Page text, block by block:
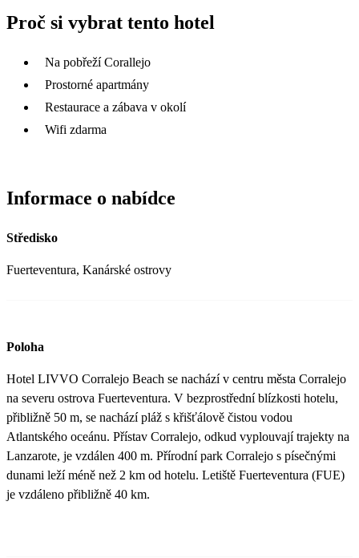
13 829
Proč si vybrat tento hotel
Na pobřeží Corallejo
Prostorné apartmány
Restaurace a zábava v okolí
Wifi zdarma
Informace o nabídce
Středisko
Fuerteventura, Kanárské ostrovy
Poloha
Hotel LIVVO Corralejo Beach se nachází v centru města Corralejo
na severu ostrova Fuerteventura. V bezprostřední blízkosti hotelu,
přibližně 50 m, se nachází pláž s křišťálově čistou vodou
Atlantského oceánu. Přístav Corralejo, odkud vyplouvají trajekty na
Lanzarote, je vzdálen 400 m. Přírodní park Corralejo s písečnými
dunami leží méně než 2 km od hotelu. Letiště Fuerteventura (FUE)
je vzdáleno přibližně 40 km.